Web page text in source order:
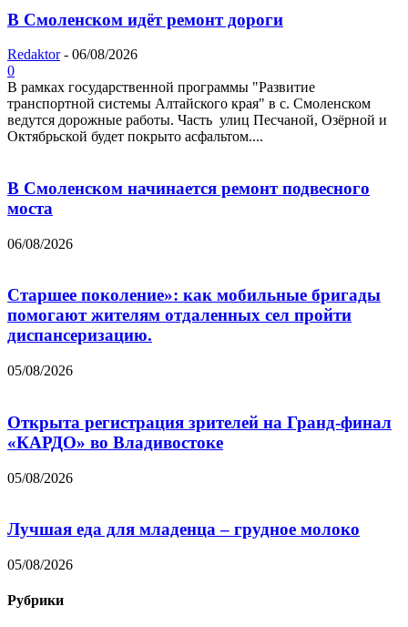
В Смоленском идёт ремонт дороги
Redaktor - 06/08/2026
0
В рамках государственной программы "Развитие
транспортной системы Алтайского края" в с. Смоленском
ведутся дорожные работы. Часть улиц Песчаной, Озёрной и
Октябрьской будет покрыто асфальтом....
В Смоленском начинается ремонт подвесного
моста
06/08/2026
Старшее поколение»: как мобильные бригады
помогают жителям отдаленных сел пройти
диспансеризацию.
05/08/2026
Открыта регистрация зрителей на Гранд-финал
«КАРДО» во Владивостоке
05/08/2026
Лучшая еда для младенца – грудное молоко
05/08/2026
Рубрики